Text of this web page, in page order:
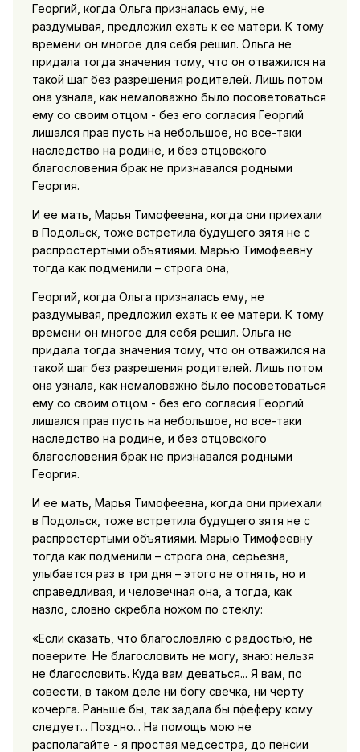
Георгий, когда Ольга призналась ему, не
раздумывая, предложил ехать к ее матери. К тому
времени он многое для себя решил. Ольга не
придала тогда значения тому, что он отважился на
такой шаг без разрешения родителей. Лишь потом
она узнала, как немаловажно было посоветоваться
ему со своим отцом - без его согласия Георгий
лишался прав пусть на небольшое, но все-таки
наследство на родине, и без отцовского
благословения брак не признавался родными
Георгия.
И ее мать, Марья Тимофеевна, когда они приехали
в Подольск, тоже встретила будущего зятя не с
распростертыми объятиями. Марью Тимофеевну
тогда как подменили – строга она,
Георгий, когда Ольга призналась ему, не
раздумывая, предложил ехать к ее матери. К тому
времени он многое для себя решил. Ольга не
придала тогда значения тому, что он отважился на
такой шаг без разрешения родителей. Лишь потом
она узнала, как немаловажно было посоветоваться
ему со своим отцом - без его согласия Георгий
лишался прав пусть на небольшое, но все-таки
наследство на родине, и без отцовского
благословения брак не признавался родными
Георгия.
И ее мать, Марья Тимофеевна, когда они приехали
в Подольск, тоже встретила будущего зятя не с
распростертыми объятиями. Марью Тимофеевну
тогда как подменили – строга она, серьезна,
улыбается раз в три дня – этого не отнять, но и
справедливая, и человечная она, а тогда, как
назло, словно скребла ножом по стеклу:
«Если сказать, что благословляю с радостью, не
поверите. Не благословить не могу, знаю: нельзя
не благословить. Куда вам деваться... Я вам, по
совести, в таком деле ни богу свечка, ни черту
кочерга. Раньше бы, так задала бы пфеферу кому
следует... Поздно... На помощь мою не
располагайте - я простая медсестра, до пенсии